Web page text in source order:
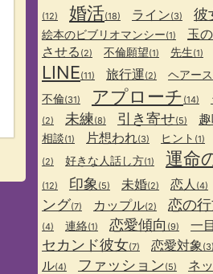
(12) 婚活(18) ライン(3) 彼
絵本のビブリオマンシー(1) 玉
させる (2) 不倫願望(1) 先生(1)
LINE(11) 旅行運(2) ヘアー
不倫(31) アプローチ (14)
(2) 未練(8) 引き寄せ(5)
相談(1) 片想われ(3) ヒント (1)
(2) 好きな人話し方(1) 運命
(12) 印象 (5) 未婚(2) 恋人 (4)
ング(7) カップル(2) 恋の
(4) 連絡(1) 恋愛傾向 (9) 一
セカンド彼女(7) 恋愛対象(3)
ル(4) ファッション(5) ネ